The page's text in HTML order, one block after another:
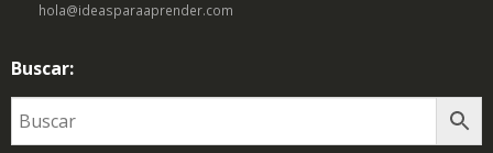
hola@ideasparaaprender.com
Buscar: